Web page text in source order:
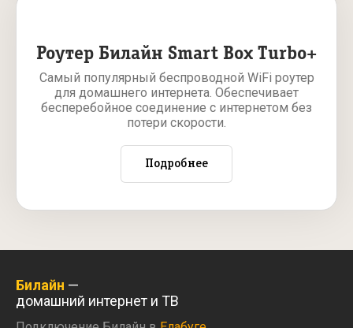
Роутер Билайн Smart Box Turbo+
Самый популярный беспроводной WiFi роутер
для домашнего интернета. Обеспечивает
бесперебойное соединение с интернетом без
потери скорости.
Подробнее
Билайн —
домашний интернет и ТВ